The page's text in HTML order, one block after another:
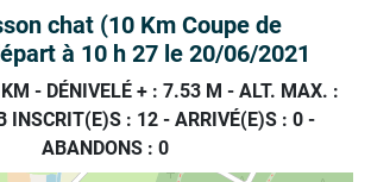
chat (10 Km Coupe de
à 10 h 27 le 20/06/2021
- DÉNIVELÉ + : 7.53 M - ALT. MAX. :
INSCRIT(E)S : 12- ARRIVÉ(E)S : 0-
ABANDONS : 0